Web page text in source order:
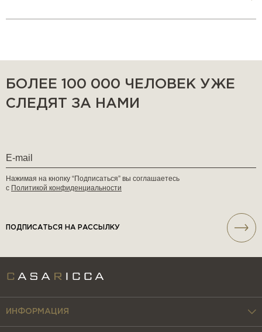
БОЛЕЕ 100 000 ЧЕЛОВЕК УЖЕ
СЛЕДЯТ ЗА НАМИ
Нажимая на кнопку “Подписаться” вы соглашаетесь
с Политикой конфиденциальности
ПОДПИСАТЬСЯ НА РАССЫЛКУ
ИНФОРМАЦИЯ